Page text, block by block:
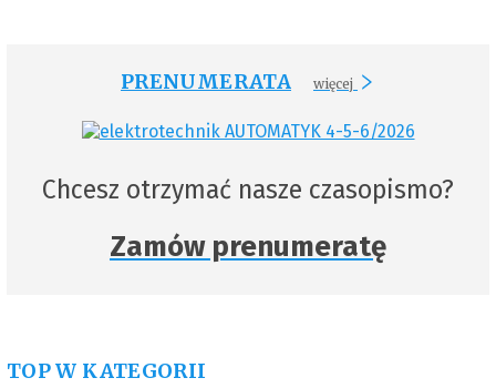
PRENUMERATA więcej
Chcesz otrzymać nasze czasopismo?
Zamów prenumeratę
TOP W KATEGORII